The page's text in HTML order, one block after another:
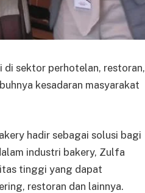
sektor perhotelan, restoran,
kesadaran masyarakat
hadir sebagai solusi bagi
industri bakery, Zulfa
tinggi yang dapat
restoran dan lainnya.